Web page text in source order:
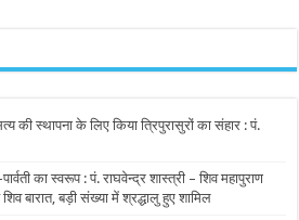
की स्थापना के लिए किया त्रिपुरासुरों का संहार : पं.
का स्वरूप : पं. राघवेन्द्र शास्त्री – शिव महापुराण
बारात, बड़ी संख्या में श्रद्धालु हुए शामिल